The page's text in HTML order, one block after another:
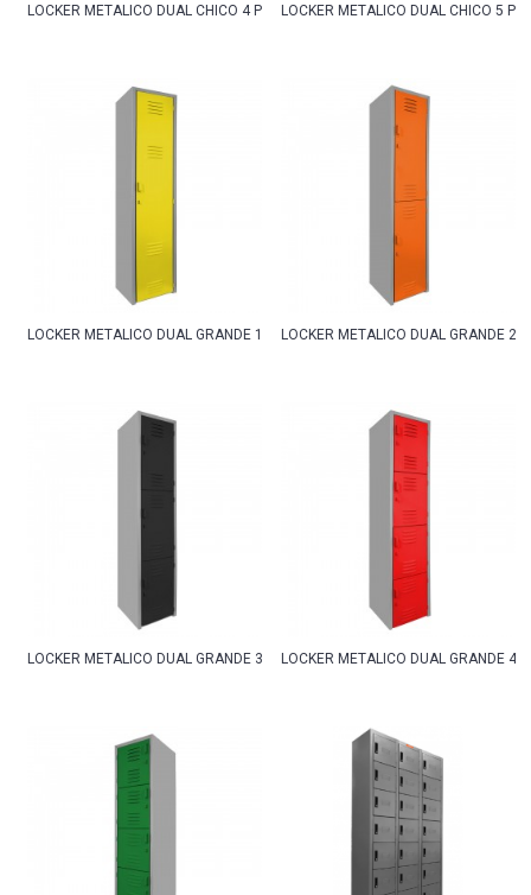
LOCKER METALICO DUAL CHICO 4 PUERTASLOCKER METALICO DUAL CHICO 5
LOCKER METALICO DUAL GRANDE 1 PUERTALOCKER METALICO DUAL GRANDE 2
LOCKER METALICO DUAL GRANDE 3 PUERTASLOCKER METALICO DUAL GRANDE 4